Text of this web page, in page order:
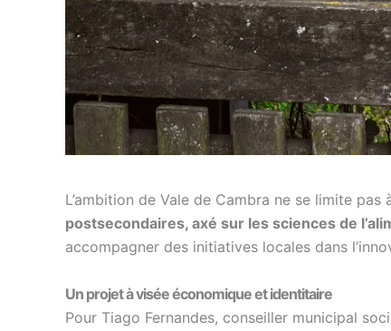
L’ambition de Vale de Cambra ne se limite
postsecondaires, axé sur les sciences de
accompagner des initiatives locales dans
Un projet à visée économique et identitaire
Pour Tiago Fernandes, conseiller municipal